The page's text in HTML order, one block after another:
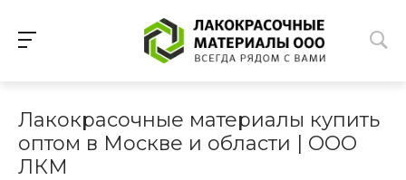
Лакокрасочные материалы купить
оптом в Москве и области | ООО
ЛКМ